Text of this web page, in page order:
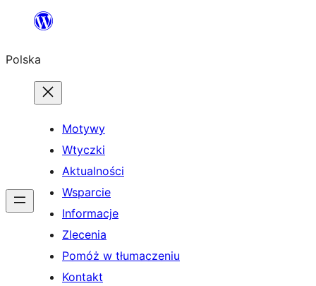
Przejdź
treści
Polska
Motywy
Wtyczki
Aktualności
Wsparcie
Informacje
Zlecenia
Pomóż w tłumaczeniu
Kontakt